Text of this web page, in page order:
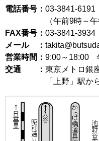
電話番号： 03-3841-6191
（午前9時～午
FAX番号： 03-3841-3934
メール ：
営業時間： 9:00～18:00
交通 ： 東京メトロ銀
「上野」駅